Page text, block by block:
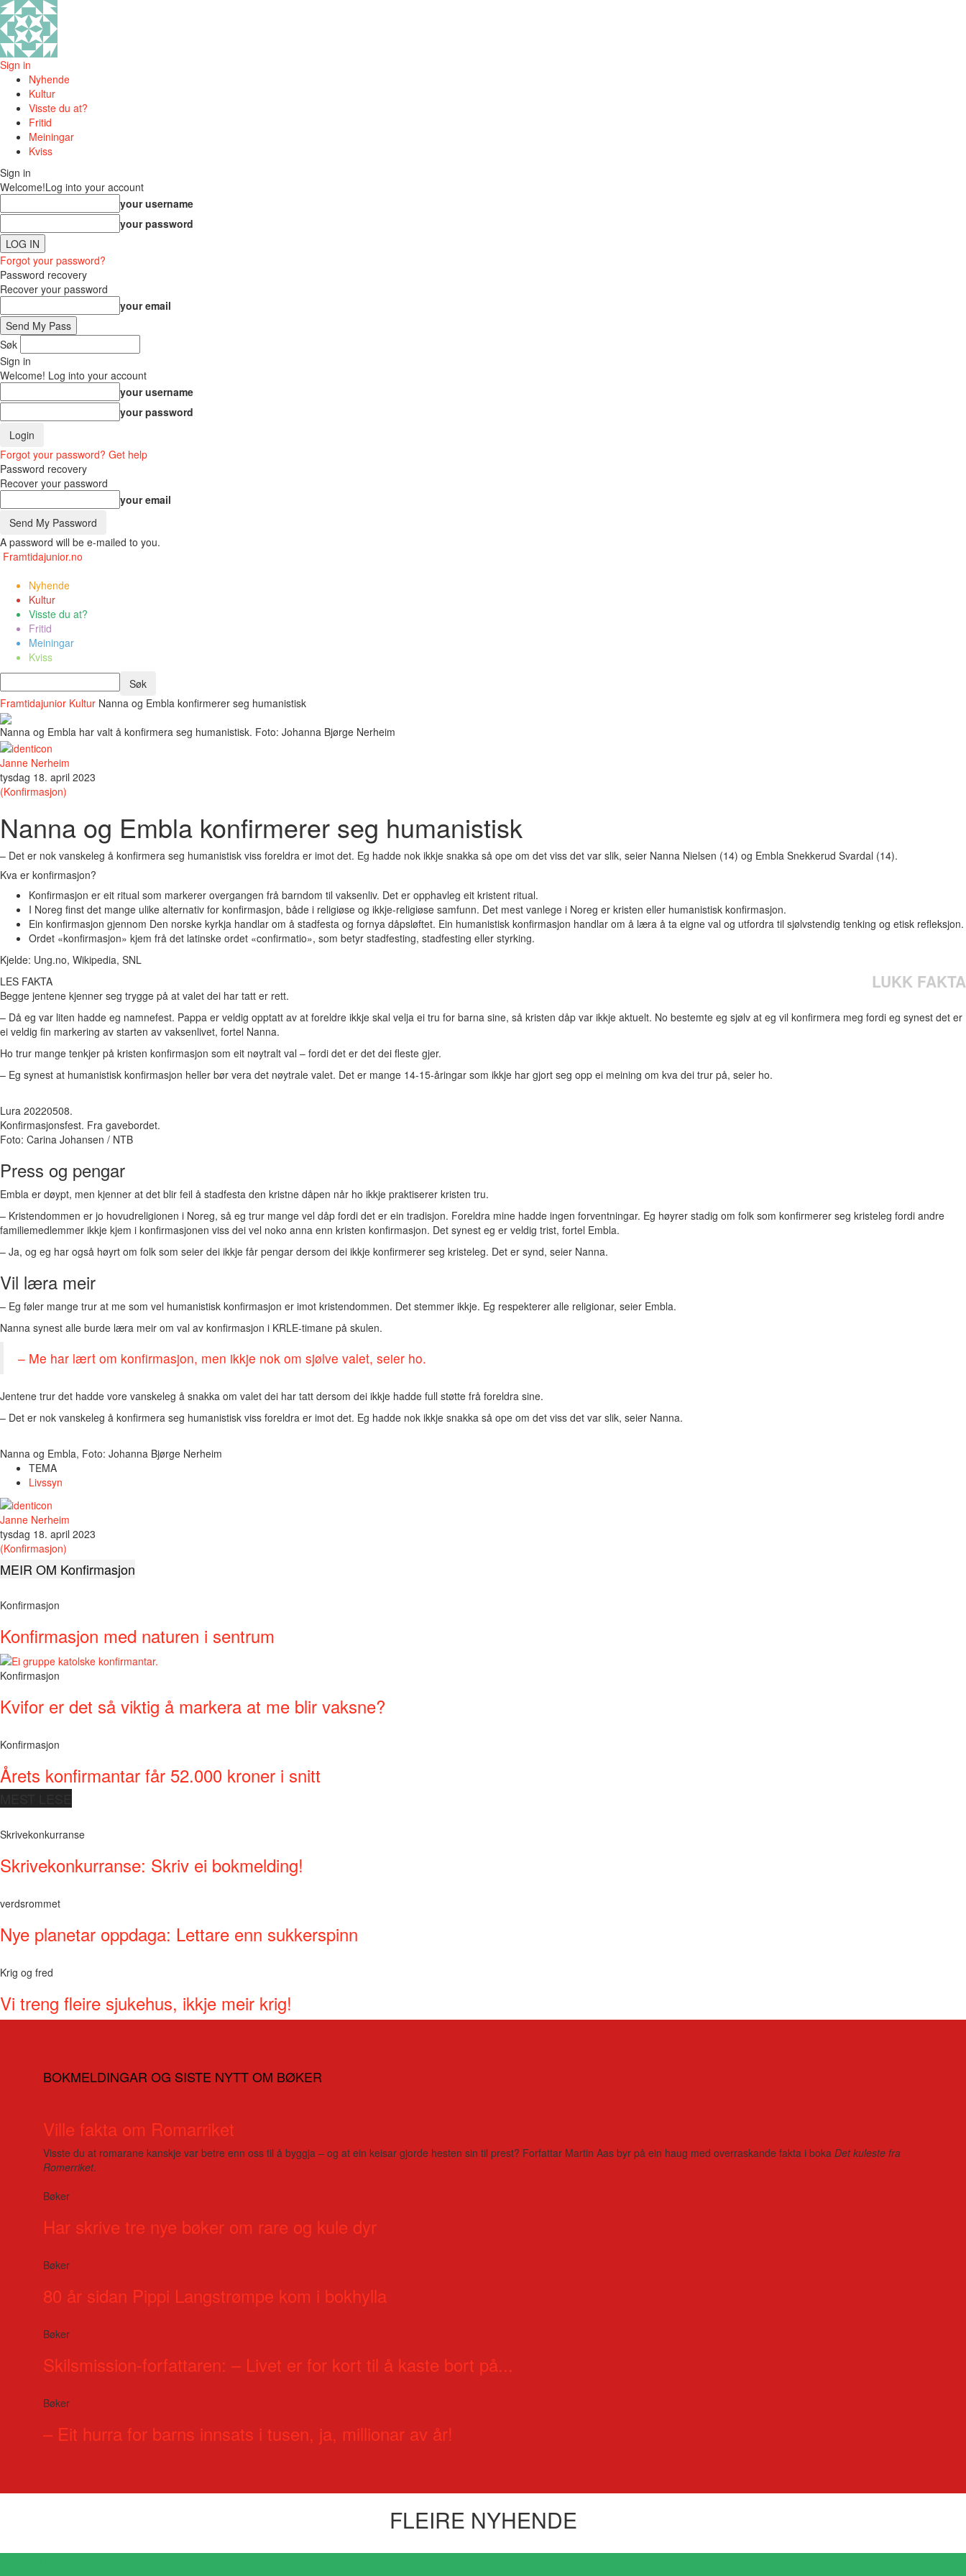
Sign in
Nyhende
Kultur
Visste du at?
Fritid
Meiningar
Kviss
Sign in
Welcome!Log into your account
your username
your password
Forgot your password?
Password recovery
Recover your password
your email
Søk
Sign in
Welcome! Log into your account
your username
your password
Forgot your password? Get help
Password recovery
Recover your password
your email
A password will be e-mailed to you.
Framtidajunior.no
Nyhende
Kultur
Visste du at?
Fritid
Meiningar
Kviss
Framtidajunior Kultur Nanna og Embla konfirmerer seg humanistisk
Nanna og Embla har valt å konfirmera seg humanistisk. Foto: Johanna Bjørge Nerheim
Janne Nerheim
tysdag 18. april 2023
(Konfirmasjon)
Nanna og Embla konfirmerer seg humanistisk
– Det er nok vanskeleg å konfirmera seg humanistisk viss foreldra er imot det. Eg hadde nok ikkje snakka så ope om det viss det var slik, seier Nanna Nielsen (14) og Embla Snekkerud Svardal (14).
Kva er konfirmasjon?
Konfirmasjon er eit ritual som markerer overgangen frå barndom til vaksenliv. Det er opphavleg eit kristent ritual.
I Noreg finst det mange ulike alternativ for konfirmasjon, både i religiøse og ikkje-religiøse samfunn. Det mest vanlege i Noreg er kristen eller humanistisk konfirmasjon.
Ein konfirmasjon gjennom Den norske kyrkja handlar om å stadfesta og fornya dåpsløftet. Ein humanistisk konfirmasjon handlar om å læra å ta eigne val og utfordra til sjølvstendig tenking og etisk refleksjon.
Ordet «konfirmasjon» kjem frå det latinske ordet «confirmatio», som betyr stadfesting, stadfesting eller styrking.
Kjelde: Ung.no, Wikipedia, SNL
LES FAKTA
LUKK FAKTA
Begge jentene kjenner seg trygge på at valet dei har tatt er rett.
– Då eg var liten hadde eg namnefest. Pappa er veldig opptatt av at foreldre ikkje skal velja ei tru for barna sine, så kristen dåp var ikkje aktuelt. No bestemte eg sjølv at eg vil konfirmera meg fordi eg synest det er
ei veldig fin markering av starten av vaksenlivet, fortel Nanna.
Ho trur mange tenkjer på kristen konfirmasjon som eit nøytralt val – fordi det er det dei fleste gjer.
– Eg synest at humanistisk konfirmasjon heller bør vera det nøytrale valet. Det er mange 14-15-åringar som ikkje har gjort seg opp ei meining om kva dei trur på, seier ho.
Lura 20220508.
Konfirmasjonsfest. Fra gavebordet.
Foto: Carina Johansen / NTB
Press og pengar
Embla er døypt, men kjenner at det blir feil å stadfesta den kristne dåpen når ho ikkje praktiserer kristen tru.
– Kristendommen er jo hovudreligionen i Noreg, så eg trur mange vel dåp fordi det er ein tradisjon. Foreldra mine hadde ingen forventningar. Eg høyrer stadig om folk som konfirmerer seg kristeleg fordi andre
familiemedlemmer ikkje kjem i konfirmasjonen viss dei vel noko anna enn kristen konfirmasjon. Det synest eg er veldig trist, fortel Embla.
– Ja, og eg har også høyrt om folk som seier dei ikkje får pengar dersom dei ikkje konfirmerer seg kristeleg. Det er synd, seier Nanna.
Vil læra meir
– Eg føler mange trur at me som vel humanistisk konfirmasjon er imot kristendommen. Det stemmer ikkje. Eg respekterer alle religionar, seier Embla.
Nanna synest alle burde læra meir om val av konfirmasjon i KRLE-timane på skulen.
– Me har lært om konfirmasjon, men ikkje nok om sjølve valet, seier ho.
Jentene trur det hadde vore vanskeleg å snakka om valet dei har tatt dersom dei ikkje hadde full støtte frå foreldra sine.
– Det er nok vanskeleg å konfirmera seg humanistisk viss foreldra er imot det. Eg hadde nok ikkje snakka så ope om det viss det var slik, seier Nanna.
Nanna og Embla, Foto: Johanna Bjørge Nerheim
TEMA
Livssyn
Janne Nerheim
tysdag 18. april 2023
(Konfirmasjon)
MEIR OM Konfirmasjon
Konfirmasjon
Konfirmasjon med naturen i sentrum
Konfirmasjon
Kvifor er det så viktig å markera at me blir vaksne?
Konfirmasjon
Årets konfirmantar får 52.000 kroner i snitt
Skrivekonkurranse
Skrivekonkurranse: Skriv ei bokmelding!
verdsrommet
Nye planetar oppdaga: Lettare enn sukkerspinn
Krig og fred
Vi treng fleire sjukehus, ikkje meir krig!
BOKMELDINGAR OG SISTE NYTT OM BØKER
Ville fakta om Romarriket
Visste du at romarane kanskje var betre enn oss til å byggja – og at ein keisar gjorde hesten sin til prest? Forfattar Martin Aas byr på ein haug med overraskande fakta i boka Det kuleste fra
Romerriket.
Bøker
Har skrive tre nye bøker om rare og kule dyr
Bøker
80 år sidan Pippi Langstrømpe kom i bokhylla
Bøker
Skilsmission-forfattaren: – Livet er for kort til å kaste bort på...
Bøker
– Eit hurra for barns innsats i tusen, ja, millionar av år!
FLEIRE NYHENDE